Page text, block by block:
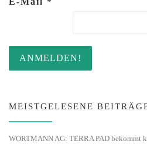
MEISTGELESENE
WORTMANN AG: TERRA PAD bekommt